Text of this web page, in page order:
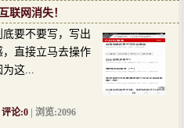
联网消失！
要不要写，写出
直接立马去操作
为这...
评论:0 | 浏览:2096